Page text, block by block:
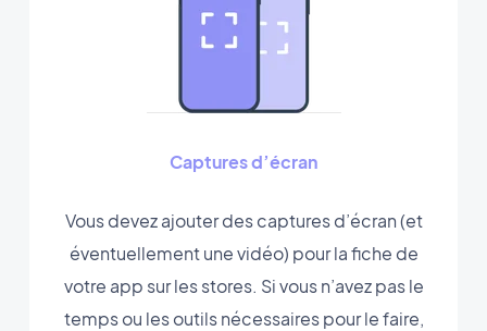
Captures d’écran
Vous devez ajouter des captures d’écran (et
éventuellement une vidéo) pour la fiche de
votre app sur les stores. Si vous n’avez pas le
temps ou les outils nécessaires pour le faire,